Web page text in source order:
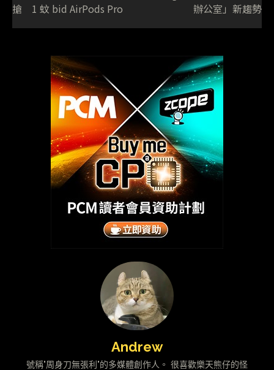
搶 1 蚊 bid AirPods Pro
辦公室」新趨勢
Andrew
號稱"周身刀無張利"的多媒體創作人。 很喜歡樂天熊仔的怪